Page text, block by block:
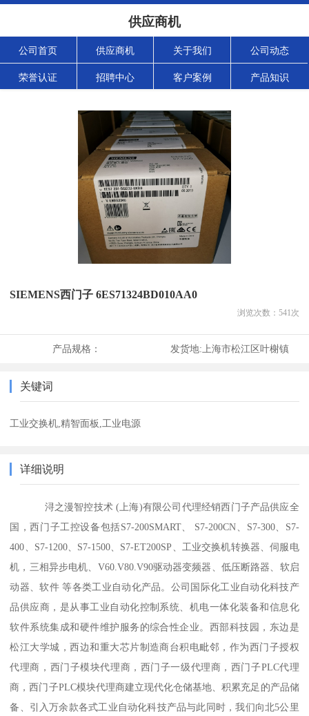
供应商机
公司首页 供应商机 关于我们 公司动态
荣誉认证 招聘中心 客户案例 产品知识
SIEMENS西门子 6ES71324BD010AA0
浏览次数： 541次
产品规格： 发货地: 上海市松江区叶榭镇
关键词
工业交换机,精智面板,工业电源
详细说明
浔之漫智控技术 (上海)有限公司代理经销西门子产品供应全
国，西门子工控设备包括S7-200SMART、 S7-200CN、S7-300、S7-
400、S7-1200、S7-1500、S7-ET200SP、工业交换机转换器、伺服电
机，三相异步电机、V60.V80.V90驱动器变频器、低压断路器、软启
动器、软件 等各类工业自动化产品。公司国际化工业自动化科技产
品供应商，是从事工业自动化控制系统、机电一体化装备和信息化
软件系统集成和硬件维护服务的综合性企业。西部科技园，东边是
松江大学城，西边和重大芯片制造商台积电毗邻，作为西门子授权
代理商，西门子模块代理商，西门子一级代理商，西门子PLC代理
商，西门子PLC模块代理商建立现代化仓储基地、积累充足的产品储
备、引入万余款各式工业自动化科技产品与此同时，我们向北5公里